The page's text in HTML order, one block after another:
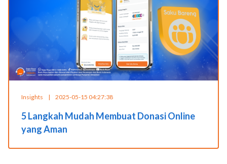
Insights | 2025-05-15 04:27:38
5 Langkah Mudah Membuat Donasi Online
yang Aman